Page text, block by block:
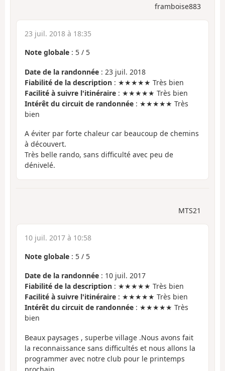
framboise883
23 juil. 2018 à 18:35
Note globale : 5 / 5
Date de la randonnée : 23 juil. 2018
Fiabilité de la description : ★★★★★ Très bien
Facilité à suivre l'itinéraire : ★★★★★ Très bien
Intérêt du circuit de randonnée : ★★★★★ Très
bien
A éviter par forte chaleur car beaucoup de chemins
à découvert.
Très belle rando, sans difficulté avec peu de
dénivelé.
MTS21
10 juil. 2017 à 10:58
Note globale : 5 / 5
Date de la randonnée : 10 juil. 2017
Fiabilité de la description : ★★★★★ Très bien
Facilité à suivre l'itinéraire : ★★★★★ Très bien
Intérêt du circuit de randonnée : ★★★★★ Très
bien
Beaux paysages , superbe village .Nous avons fait
la reconnaissance sans difficultés et nous allons la
programmer avec notre club pour le printemps
prochain .